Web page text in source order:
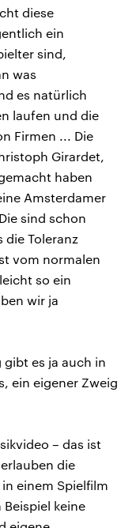
diese
ein
sind,
was
es natürlich
laufen und die
Firmen ... Die
Girardet,
haben
Amsterdamer
sind schon
die Toleranz
vom normalen
so ein
wir ja
es ja auch in
ein eigener Zweig
– das ist
die
einem Spielfilm
keine